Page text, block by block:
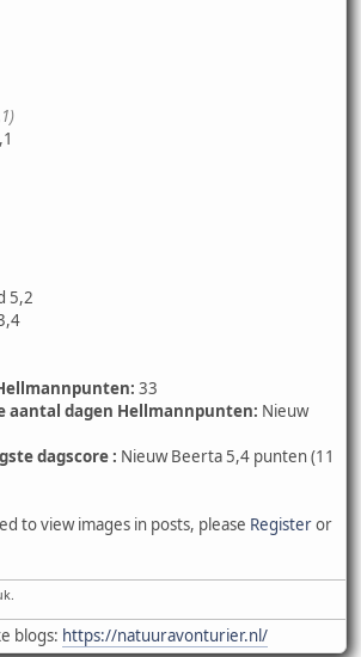
5,2
33
aantal dagen Hellmannpunten: Nieuw
dagscore : Nieuw Beerta 5,4 punten (11
to view images in posts, please Registeror
blogs: https://natuuravonturier.nl/